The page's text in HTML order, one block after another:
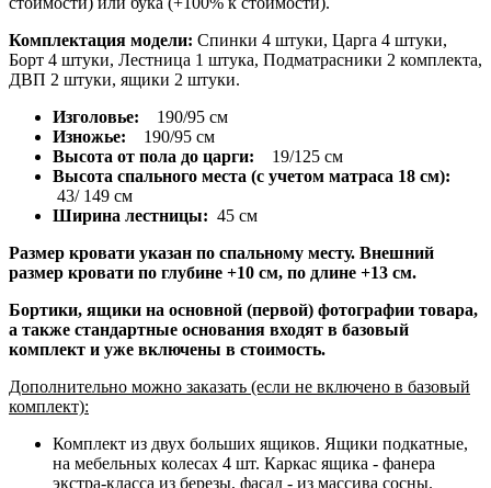
Комплектация модели: Спинки 4 штуки, Царга 4 штуки,
Борт 4 штуки, Лестница 1 штука, Подматрасники 2 комплекта,
ДВП 2 штуки, ящики 2 штуки.
Изголовье:
190/95 см
Изножье: 190/95 см
Высота от пола до царги: 19/125 см
Высота спального места (с учетом матраса 18 см):
43/ 149 см
Ширина лестницы: 45 см
Размер кровати указан по спальному месту. Внешний
размер кровати по глубине +10 см, по длине +13 см.
Бортики, ящики на основной (первой) фотографии товара,
а также стандартные основания входят в базовый
комплект и уже включены в стоимость.
Дополнительно можно заказать (если не включено в базовый
комплект):
Комплект из двух больших ящиков. Ящики подкатные,
на мебельных колесах 4 шт. Каркас ящика - фанера
экстра-класса из березы, фасад - из массива сосны.